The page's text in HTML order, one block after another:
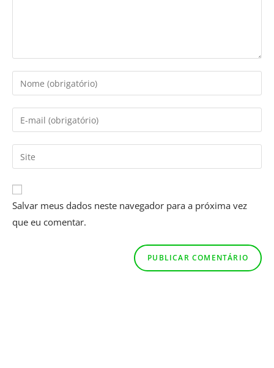
Salvar meus dados neste navegador para a próxima vez
que eu comentar.